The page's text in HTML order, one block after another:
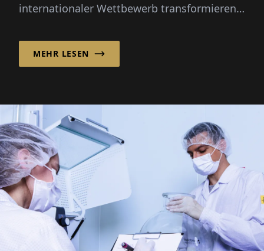
internationaler Wettbewerb transformieren
MEHR LESEN